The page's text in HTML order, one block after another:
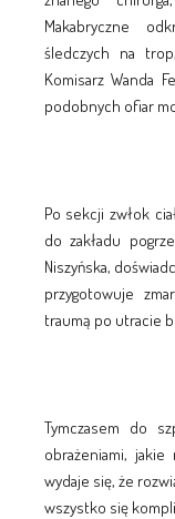
Makabryczne
śledczych na
Komisarz Wanda
podobnych ofiar
Po sekcji zwłok
do zakładu
Niszyńska,
przygotowuje
traumą po utracie
Tymczasem do
obrażeniami,
wydaje się, że
wszystko się